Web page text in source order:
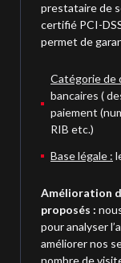
prestataire de
certifié PCI-
permet de
Catégorie de
bancaires (
paiement
RIB etc.)
Base légale :
Amélioration
proposés :
pour analyser
améliorer nos
nombre de